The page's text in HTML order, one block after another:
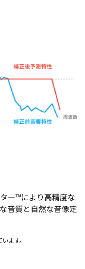
ー™により高精度な
音質と自然な音像定
ます。